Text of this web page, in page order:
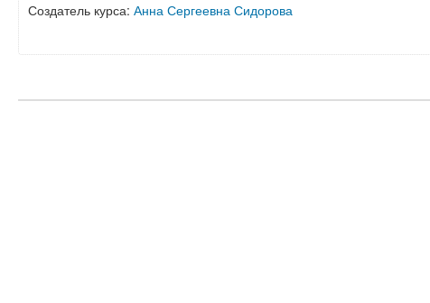
Создатель курса: Анна Сергеевна Сидорова